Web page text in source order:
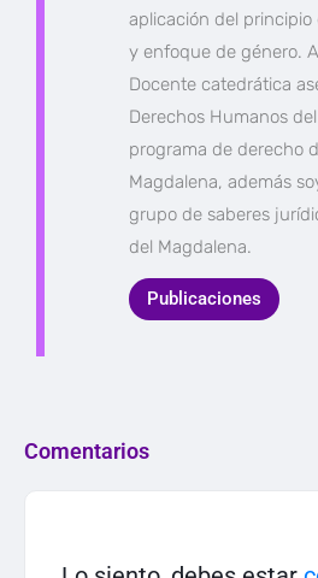
aplicación del
y enfoque de género.
Docente catedrática
Derechos Humanos
programa de derecho
Magdalena, además
grupo de saberes
del Magdalena.
Publicaciones
Comentarios